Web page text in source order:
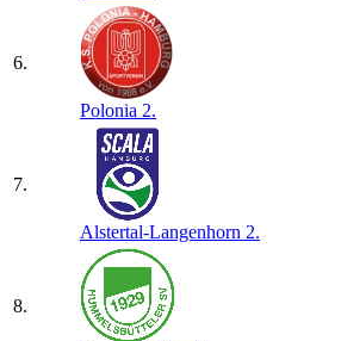
6.
Polonia 2.
7.
Alstertal-Langenhorn 2.
8.